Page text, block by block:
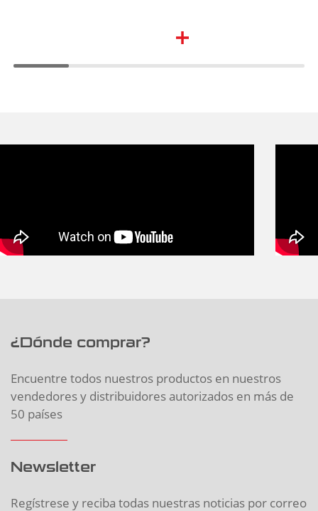
¿Dónde comprar?
Encuentre todos nuestros productos en nuestros
vendedores y distribuidores autorizados en más de
50 países
Newsletter
Regístrese y reciba todas nuestras noticias por correo